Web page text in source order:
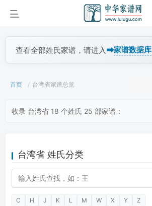
查看全部姓氏家谱，请进入 ➡家谱数据库
首页 台湾省家谱总览
收录 台湾省 18 个姓氏 25 部家谱：
台湾省 姓氏分类
C H J K L M W X Y Z